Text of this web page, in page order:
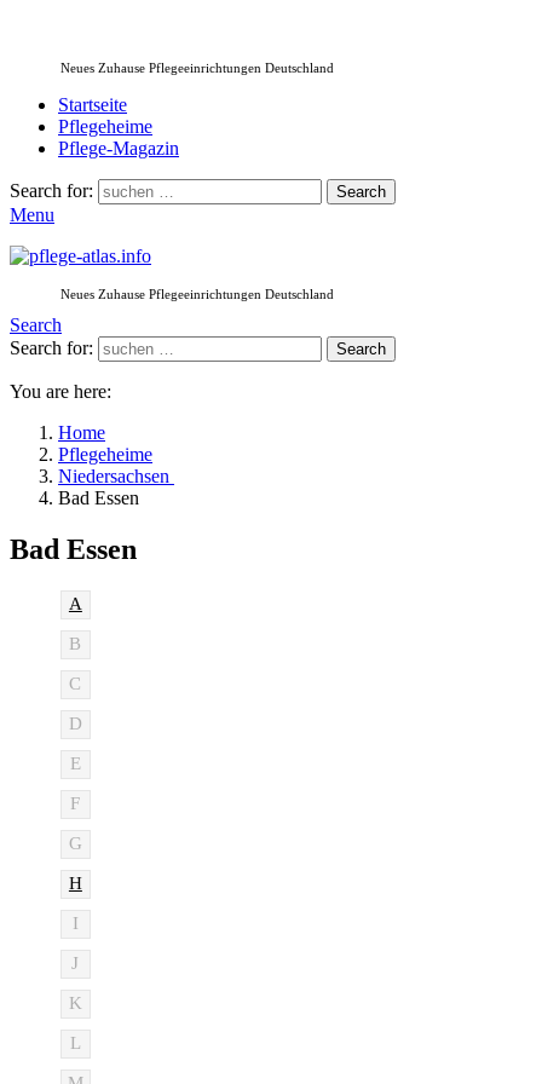
Neues Zuhause Pflegeeinrichtungen Deutschland
Startseite
Pflegeheime
Pflege-Magazin
Search for: Search
Menu
Neues Zuhause Pflegeeinrichtungen Deutschland
Search
Search for:
Search
You are here:
Home
Pflegeheime
Niedersachsen
Bad Essen
Bad Essen
A
B
C
D
E
F
G
H
I
J
K
L